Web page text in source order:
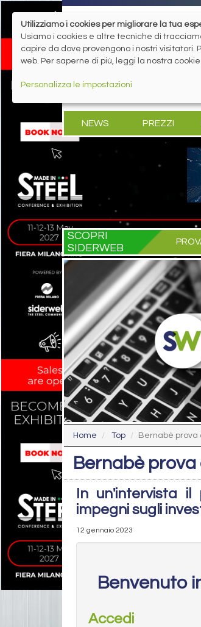
NEWS PREZZI
SCOPRI
SIDERWEB
Home Top Bernabè prova
Bernabè prova
In un'intervista
impegni sugli
12 gennaio 2023
Benvenuto
Accedi
Utilizziamo i cookies per migliorare la tua
Usiamo i cookies e altre tecniche di
capire da dove provengono i nostri
web. Per saperne di più, leggi la nostra cookie
Personalizza le impostazioni